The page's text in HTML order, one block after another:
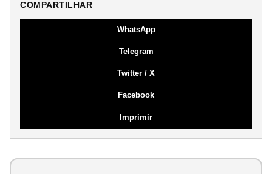
COMPARTILHAR
WhatsApp
Telegram
Twitter / X
Facebook
Imprimir